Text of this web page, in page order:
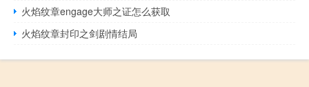
火焰纹章engage大师之证怎么获取
火焰纹章封印之剑剧情结局